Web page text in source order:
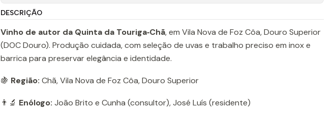
DESCRIÇÃO
Vinho de autor da Quinta da Touriga‑Chã, em Vila Nova de Foz Côa, Douro Superior
(DOC Douro). Produção cuidada, com seleção de uvas e trabalho preciso em inox e
barrica para preservar elegância e identidade.
🍇 Região: Chã, Vila Nova de Foz Côa, Douro Superior
👨‍🔬 Enólogo: João Brito e Cunha (consultor), José Luís (residente)